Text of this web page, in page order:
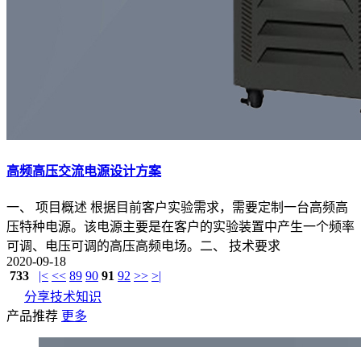
高频高压交流电源设计方案
一、 项目概述 根据目前客户实验需求，需要定制一台高频高
压特种电源。该电源主要是在客户的实验装置中产生一个频率
可调、电压可调的高压高频电场。二、 技术要求
2020-09-18
733
|< << 89 90 91 92 >> >|
分享技术知识
产品推荐 更多